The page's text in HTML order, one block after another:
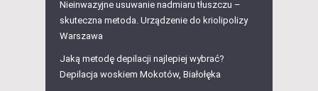
Nieinwazyjne usuwanie nadmiaru tłuszczu –
skuteczna metoda. Urządzenie do kriolipolizy
Warszawa
Jaką metodę depilacji najlepiej wybrać?
Depilacja woskiem Mokotów, Białołęka